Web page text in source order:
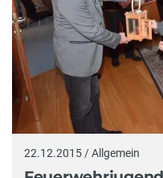
22.12.2015 / Allgemein